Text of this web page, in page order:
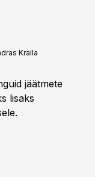
Kralla
jäätmete
lisaks